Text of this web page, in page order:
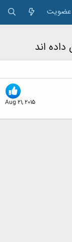
عضویت
Aug 21, 2015